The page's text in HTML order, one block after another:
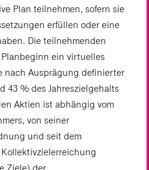
Plan teilnehmen, sofern sie
erfüllen oder eine
Die teilnehmenden
ein virtuelles
nach Ausprägung definierter
43 % des Jahreszielgehalts
Aktien ist abhängig vom
von seiner
und seit dem